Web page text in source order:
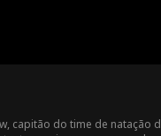
capitão do time de natação